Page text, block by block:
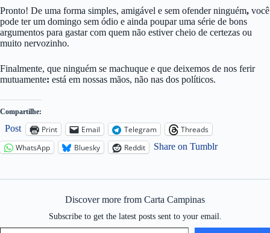
Pronto! De uma forma simples, amigável e sem ofender ninguém, você
pode ter um domingo sem ódio e ainda poupar uma série de bons
argumentos para gastar com quem não estiver cheio de certezas ou
muito nervozinho.
Finalmente, que ninguém se machuque e que deixemos de nos ferir
mutuamente: está em nossas mãos, não nas dos políticos.
Compartilhe:
Post Print Email Telegram
Threads
WhatsApp
Bluesky Reddit Share on Tumblr
Discover more from Carta Campinas
Subscribe to get the latest posts sent to your email.
Type your email…